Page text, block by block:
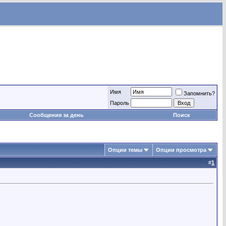
Имя
Запомнить?
Пароль
Сообщения за день
Поиск
Опции темы Опции просмотра
#1